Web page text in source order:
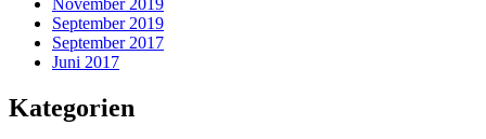
November 2019
September 2019
September 2017
Juni 2017
Kategorien